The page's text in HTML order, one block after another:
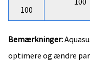
100
Bemærkninger:
optimere og ændre